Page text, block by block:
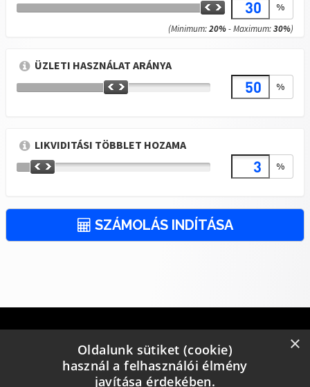
%
(Minimum:20%- Maximum:30%)
ÜZLETI HASZNÁLAT ARÁNYA
%
LIKVIDITÁSI TÖBBLET HOZAMA
%
SZÁMOLÁS INDÍTÁSA
×
Oldalunk sütiket (cookie)
használ a felhasználói élmény
javítása érdekében.